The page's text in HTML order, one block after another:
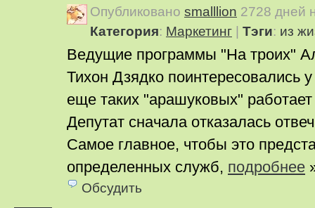
Опубликовано smalllion 2728 дней
Категория: Маркетинг Тэги: из
Ведущие программы "На троих"
Тихон Дзядко поинтересовались
еще таких "арашуковых"
Депутат сначала отказалась
Самое главное, чтобы это
определенных служб, подробнее
Обсудить